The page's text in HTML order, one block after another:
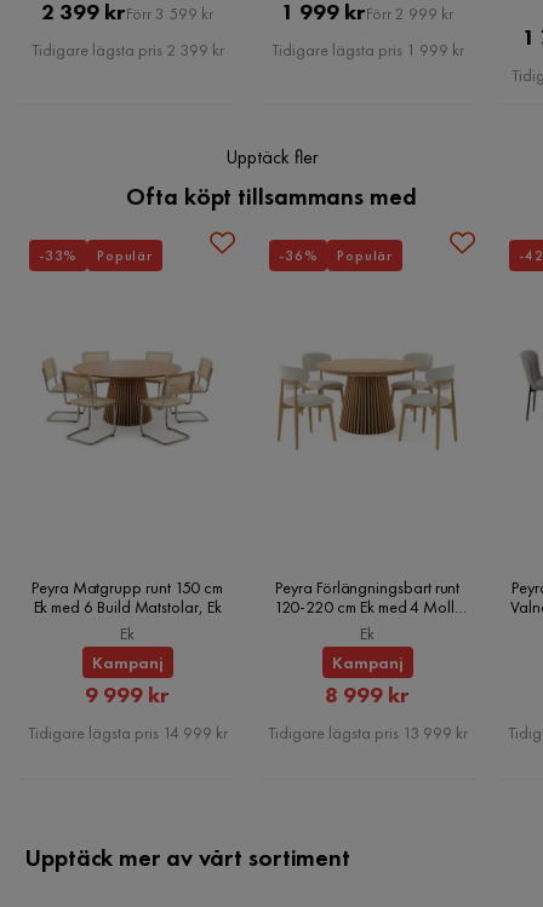
Stil Tidlös
Benskydd:
Lutning:
Bredd:
Viktkapacitet:
Erbjudandet inkluderar:
Monteringsinformation:
Ytterligare information:
Pris
2 399 krOriginal
Pris
Förr 3 599 kr
Tidigare lägsta pris 2 399 kr
Pris
1 999 krOriginal
Pris
Förr 2 999 kr
Tidigare lägsta pris 1 999 kr 1
Upptäck fler
Ofta köpt tillsammans med
Peyra Matgrupp runt 150 cm
Ek med 6 Build Matstolar, Ek
Ek
Kampanj
Rabatterat
Pris
9 999 kr
Tidigare lägsta pris 14 999 kr
-33% Populär
Peyra Förlängningsbart runt
120-220 cm Ek med 4 Molly
Matstolar, Ek
Ek
Kampanj
Rabatterat
Pris
8 999 kr
Tidigare lägsta pris 13 999 kr
-36% Populär -
Upptäck mer av vårt sortiment